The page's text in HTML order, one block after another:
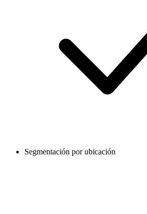
Segmentación por ubicación